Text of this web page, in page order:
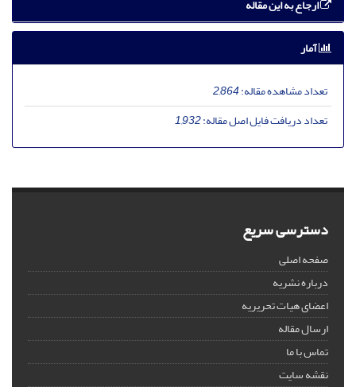
ارجاع به این مقاله
آمار
تعداد مشاهده مقاله:2,864
تعداد دریافت فایل اصل مقاله:1,932
دسترسی سریع
صفحه اصلی
درباره نشریه
اعضای هیات تحریریه
ارسال مقاله
تماس با ما
نقشه سایت